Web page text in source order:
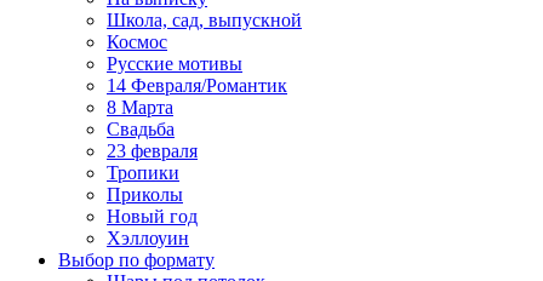
Школа, сад, выпускной
Космос
Русские мотивы
14 Февраля/Романтик
8 Марта
Свадьба
23 февраля
Тропики
Приколы
Новый год
Хэллоуин
Выбор по формату